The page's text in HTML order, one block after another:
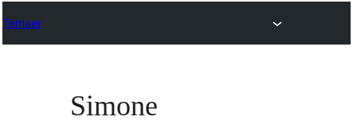
Temaer
Simone